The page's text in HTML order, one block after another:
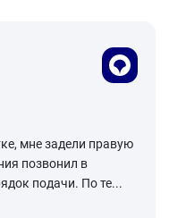
мне задели правую
позвонил в
подачи. По те...